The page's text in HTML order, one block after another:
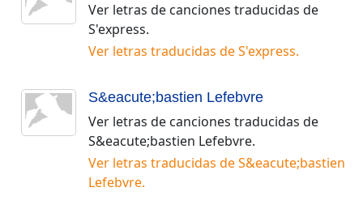
Ver letras de canciones traducidas de
S'express.
Ver letras traducidas deS'express.
S&eacute;bastien Lefebvre
Ver letras de canciones traducidas de
S&eacute;bastien Lefebvre.
Ver letras traducidas deS&eacute;bastien
Lefebvre.